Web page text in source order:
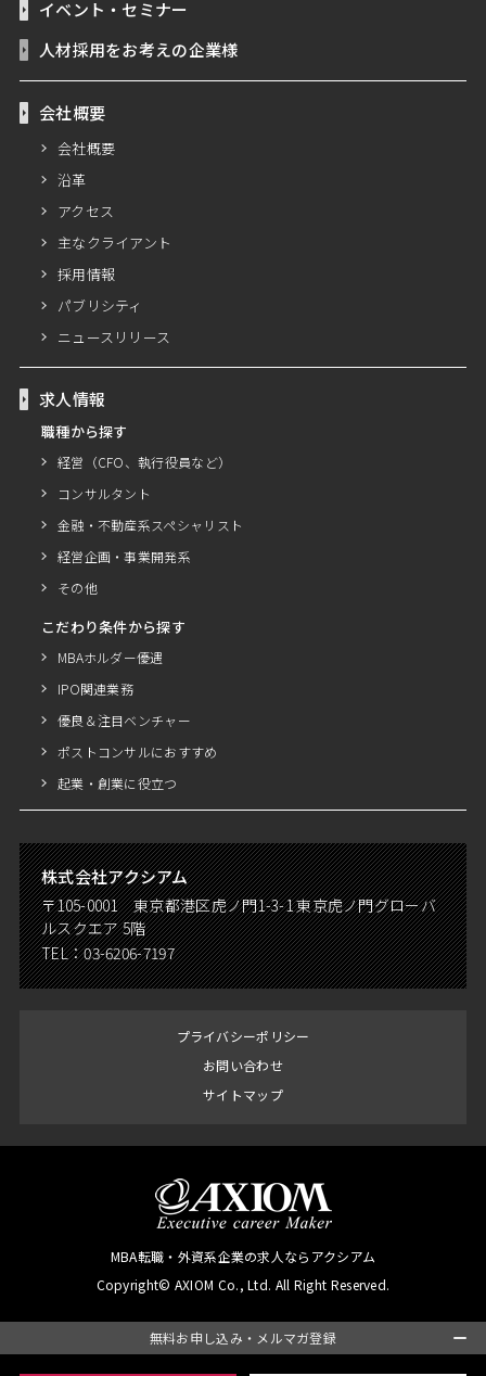
無料お申し込み・メルマガ登録
イベント・セミナー
人材採用をお考えの企業様
会社概要
会社概要
沿革
アクセス
主なクライアント
採用情報
パブリシティ
ニュースリリース
求人情報
職種から探す
経営（CFO、執行役員など）
コンサルタント
金融・不動産系スペシャリスト
経営企画・事業開発系
その他
こだわり条件から探す
MBAホルダー優遇
IPO関連業務
優良＆注目ベンチャー
ポストコンサルにおすすめ
起業・創業に役立つ
株式会社アクシアム
〒105-0001 東京都港区虎ノ門1-3-1 東京虎ノ門グローバ
ルスクエア 5階
TEL：03-6206-7197
プライバシーポリシー
お問い合わせ
サイトマップ
MBA転職・外資系企業の求人ならアクシアム
Copyright© AXIOM Co., Ltd. All Right Reserved.